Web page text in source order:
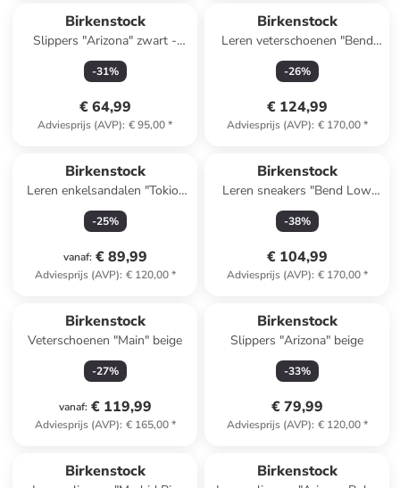
Birkenstock
Slippers "Arizona" zwart -
wijdte N
-31%
€ 64,99
Adviesprijs (AVP): € 95,00*
Birkenstock
Leren veterschoenen "Bend
Low Decon" zwart - wijdte N
-26%
€ 124,99
Adviesprijs (AVP): € 170,00*
Birkenstock
Leren enkelsandalen "Tokio"
donkerblauw - wijdte N
-25%
vanaf: € 89,99
Adviesprijs (AVP): € 120,00*
Birkenstock
Leren sneakers "Bend Low
Decon" bruin
-38%
€ 104,99
Adviesprijs (AVP): € 170,00*
Birkenstock
Veterschoenen "Main" beige
-27%
vanaf: € 119,99
Adviesprijs (AVP): € 165,00*
Birkenstock
Slippers "Arizona" beige
-33%
€ 79,99
Adviesprijs (AVP): € 120,00*
Birkenstock Birkenstock